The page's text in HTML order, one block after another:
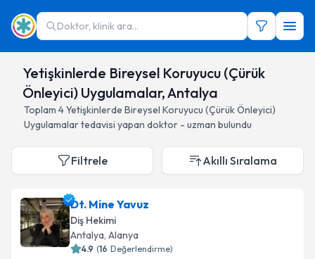
Doktor, klinik ara...
Yetişkinlerde Bireysel Koruyucu (Çürük
Önleyici) Uygulamalar, Antalya
Toplam 4Yetişkinlerde Bireysel Koruyucu (Çürük Önleyici)
Uygulamalartedavisi yapan doktor - uzman bulundu
Filtrele Akıllı Sıralama
Dt. Mine Yavuz
Diş Hekimi
Antalya, Alanya
4.9 (16 Değerlendirme)